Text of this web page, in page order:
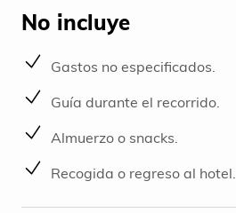
No incluye
Gastos no especificados.
Guía durante el recorrido.
Almuerzo o snacks.
Recogida o regreso al hotel.